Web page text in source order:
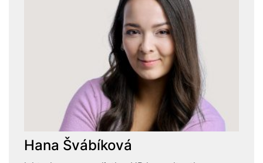
Hana Švábíková